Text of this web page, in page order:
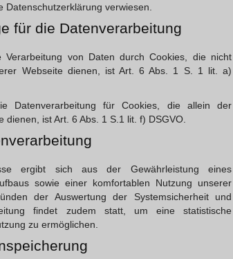
verwiesen.
für die Datenverarbeitung
Verarbeitung von Daten durch Cookies, die nicht
Webseite dienen, ist Art. 6 Abs. 1 S. 1 lit. a)
Datenverarbeitung für Cookies, die allein der
dienen, ist Art. 6 Abs. 1 S.1 lit. f) DSGVO.
ergibt sich aus der Gewährleistung eines
sowie einer komfortablen Nutzung unserer
der Auswertung der Systemsicherheit und
findet zudem statt, um eine statistische
zu ermöglichen.